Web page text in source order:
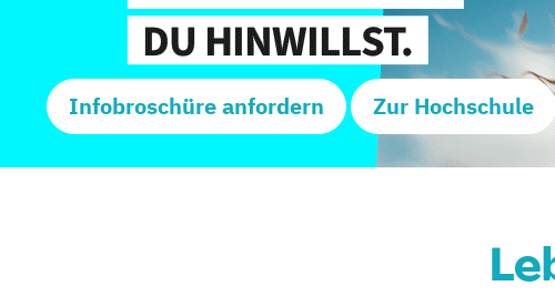
Infobroschüre anfordern Zur Hochschule